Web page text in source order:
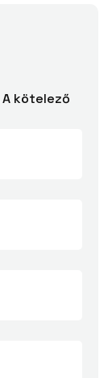
A kötelező